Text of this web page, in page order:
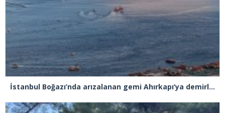
İstanbul Boğazı’nda arızalanan gemi Ahırkapı’ya demirlendi